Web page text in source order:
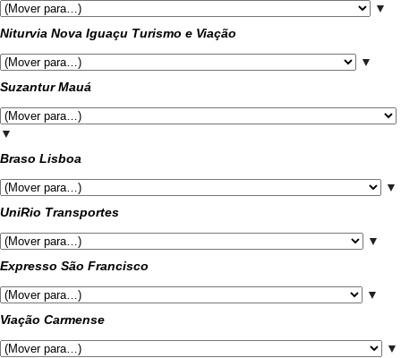
▼
Niturvia Nova Iguaçu Turismo e Viação
▼
Suzantur Mauá
▼
Braso Lisboa
▼
UniRio Transportes
▼
Expresso São Francisco
▼
Viação Carmense
▼